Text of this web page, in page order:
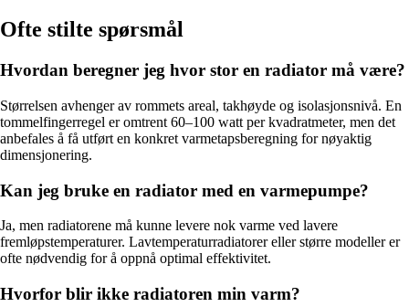
Ofte stilte spørsmål
Hvordan beregner jeg hvor stor en radiator må være?
Størrelsen avhenger av rommets areal, takhøyde og isolasjonsnivå. En
tommelfingerregel er omtrent 60–100 watt per kvadratmeter, men det
anbefales å få utført en konkret varmetapsberegning for nøyaktig
dimensjonering.
Kan jeg bruke en radiator med en varmepumpe?
Ja, men radiatorene må kunne levere nok varme ved lavere
fremløpstemperaturer. Lavtemperaturradiatorer eller større modeller er
ofte nødvendig for å oppnå optimal effektivitet.
Hvorfor blir ikke radiatoren min varm?